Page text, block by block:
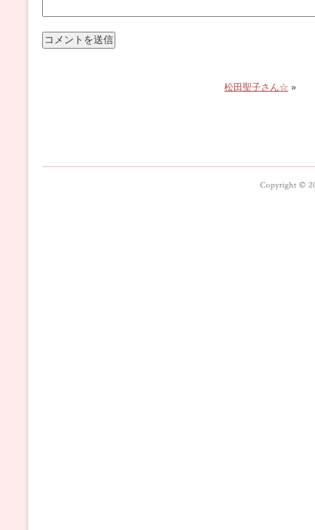
松田聖子さん☆ »